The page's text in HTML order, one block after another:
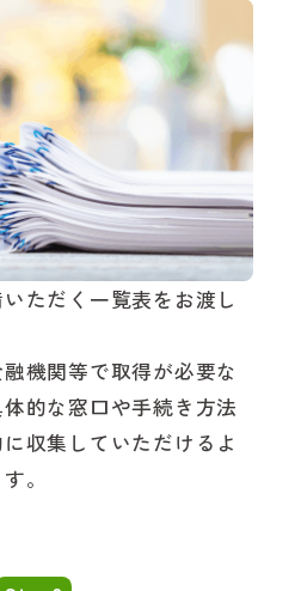
ただく一覧表をお渡し
機関等で取得が必要な
的な窓口や手続き方法
収集していただけるよ
。